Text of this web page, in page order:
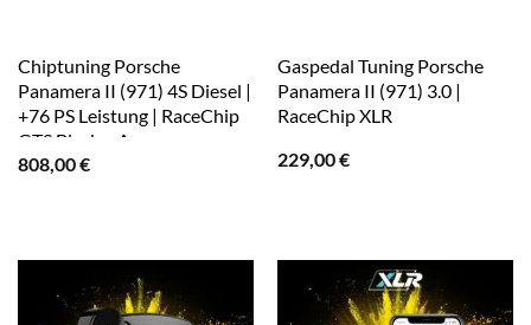
Chiptuning Porsche
Panamera II (971) 4S Diesel |
+76 PS Leistung | RaceChip
GTS Black + App
808,00€
Gaspedal Tuning Porsche
Panamera II (971) 3.0 |
RaceChip XLR
229,00€